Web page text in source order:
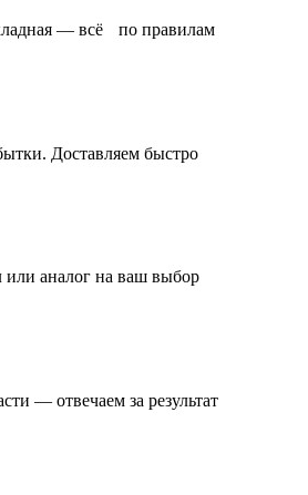
— всё по правилам
Доставляем быстро
или аналог на ваш выбор
— отвечаем за результат